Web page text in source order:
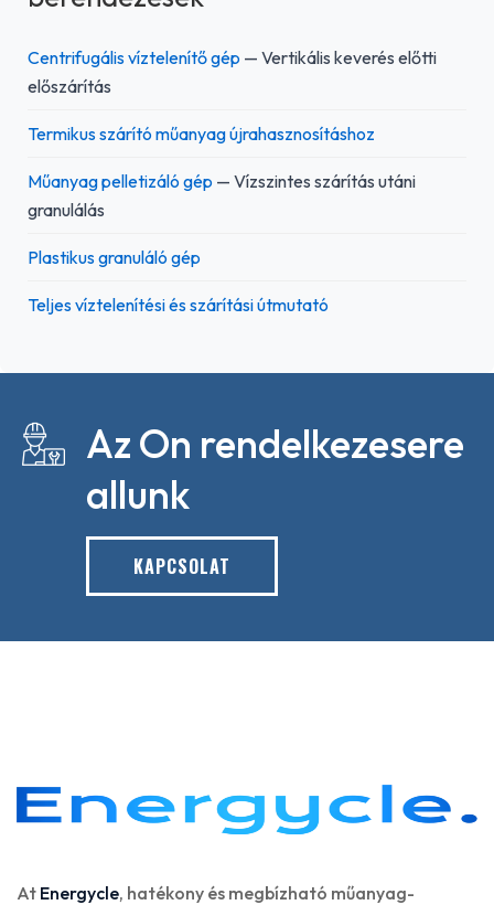
Centrifugális víztelenítő gép — Vertikális keverés előtti
előszárítás
Termikus szárító műanyag újrahasznosításhoz
Műanyag pelletizáló gép — Vízszintes szárítás utáni
granulálás
Plastikus granuláló gép
Teljes víztelenítési és szárítási útmutató
Az On rendelkezesere
allunk
KAPCSOLAT
At Energycle, hatékony és megbízható műanyag-